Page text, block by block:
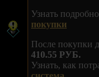
Узнать
покупки
После покупки
410.55 РУБ.
Узнать, как